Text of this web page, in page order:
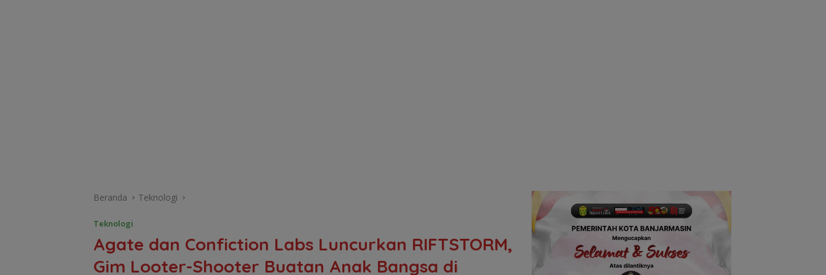
Beranda Teknologi
Teknologi
Agate dan Confiction Labs Luncurkan RIFTSTORM,
Gim Looter-Shooter Buatan Anak Bangsa di